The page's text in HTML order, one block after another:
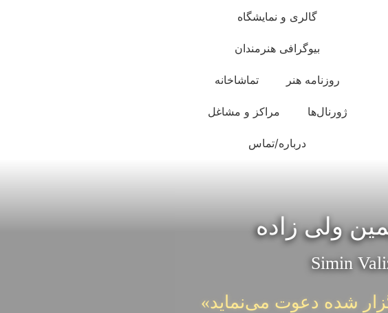
گالری و نمایشگاه
بیوگرافی هنرمندان
روزنامه هنر تماشاخانه
ژورنال‌ها مراکز و مشاغل
درباره/تماس
ولی زاده
Simin
شده دعوت می‌نماید»